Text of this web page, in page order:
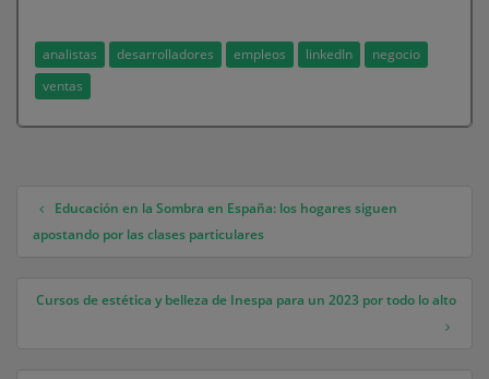
analistas desarrolladores empleos linkedIn
negocio
ventas
Navegación de entradas
Educación en la Sombra en España: los hogares siguen
apostando por las clases particulares
Cursos de estética y belleza de Inespa para un 2023 por todo lo alto